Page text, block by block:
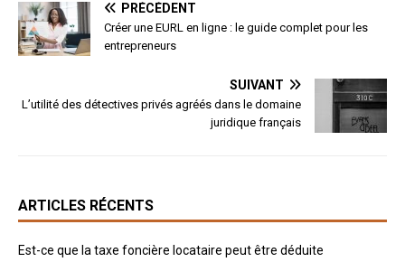
PRÉCÉDENT
Créer une EURL en ligne : le guide complet pour les
entrepreneurs
SUIVANT
L’utilité des détectives privés agréés dans le domaine
juridique français
ARTICLES RÉCENTS
Est-ce que la taxe foncière locataire peut être déduite